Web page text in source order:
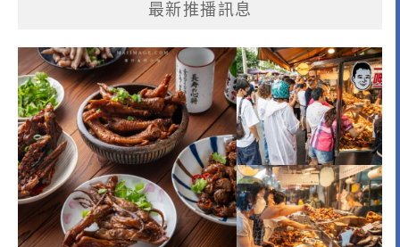
最新推播訊息